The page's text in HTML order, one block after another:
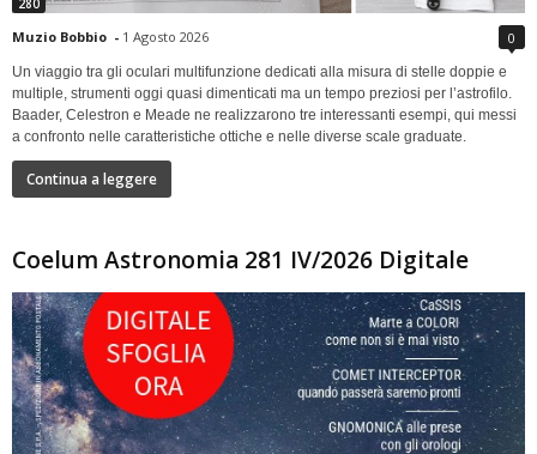
280
Muzio Bobbio - 1 Agosto 2026 0
Un viaggio tra gli oculari multifunzione dedicati alla misura di stelle doppie e
multiple, strumenti oggi quasi dimenticati ma un tempo preziosi per l’astrofilo.
Baader, Celestron e Meade ne realizzarono tre interessanti esempi, qui messi
a confronto nelle caratteristiche ottiche e nelle diverse scale graduate.
Continua a leggere
Coelum Astronomia 281 IV/2026 Digitale